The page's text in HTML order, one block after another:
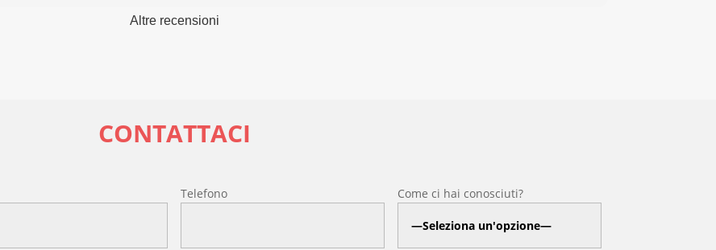
Altre recensioni
CONTATTACI
Telefono Come ci hai conosciuti?